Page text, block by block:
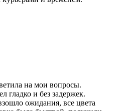
на мои вопросы.
гладко и без задержек.
ожидания, все цвета